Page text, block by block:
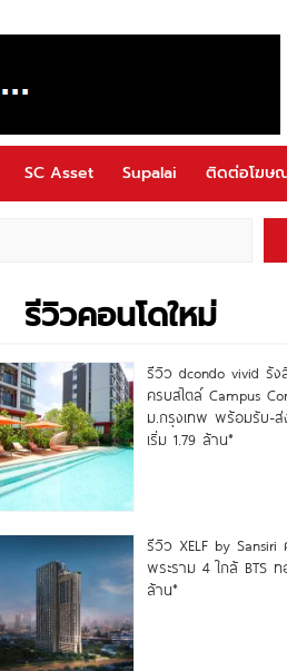
SC Asset Supalai ติดต่อโฆษ
รีวิวคอนโดใหม่
รีวิว dcondo vivid รัง
ครบสไตล์ Campus
ม.กรุงเทพ พร้อมรับ-
เริ่ม 1.79 ล้าน*
รีวิว XELF by Sansiri
พระราม 4 ใกล้ BTS
ล้าน*